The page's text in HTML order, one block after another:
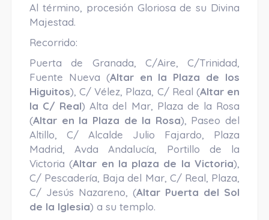
Al término, procesión Gloriosa de su Divina
Majestad.
Recorrido:
Puerta de Granada, C/Aire, C/Trinidad,
Fuente Nueva (Altar en la Plaza de los
Higuitos), C/ Vélez, Plaza, C/ Real (Altar en
la C/ Real) Alta del Mar, Plaza de la Rosa
(Altar en la Plaza de la Rosa), Paseo del
Altillo, C/ Alcalde Julio Fajardo, Plaza
Madrid, Avda Andalucía, Portillo de la
Victoria (Altar en la plaza de la Victoria),
C/ Pescadería, Baja del Mar, C/ Real, Plaza,
C/ Jesús Nazareno, (Altar Puerta del Sol
de la Iglesia) a su templo.